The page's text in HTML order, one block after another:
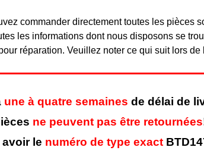
commander directement toutes les pièces
les informations dont nous disposons se
réparation. Veuillez noter ce qui suit lors de
une à quatre semaines de délai de
ne peuvent pas être retournées
le numéro de type exact